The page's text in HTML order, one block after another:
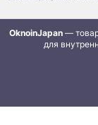
OknoinJapan —
для